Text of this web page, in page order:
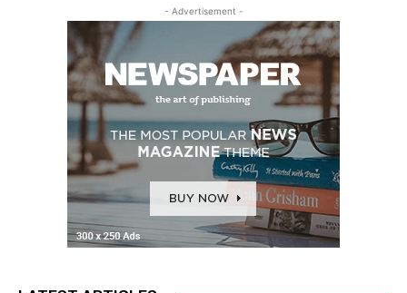
- Advertisement -